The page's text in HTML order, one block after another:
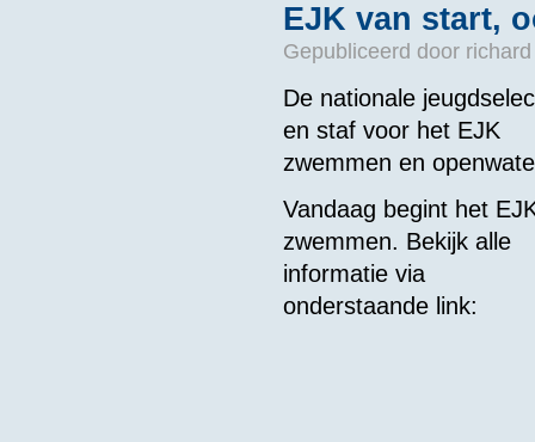
EJK van start,
Gepubliceerd door
De nationale
en staf voor het EJK
zwemmen en
Vandaag begint het
zwemmen. Bekijk alle
informatie via
onderstaande link: